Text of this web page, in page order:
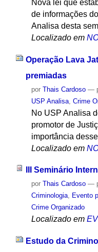
Nova lei que
de informações
Analisa desta
Localizado em
Operação Lava
premiadas
por Thais Cardoso —
USP Analisa, Crime
No USP Analisa
promotor de
importância
Localizado em
III Seminário
por Thais Cardoso —
Criminologia, Evento
Crime Organizado
Localizado em
Estudo da